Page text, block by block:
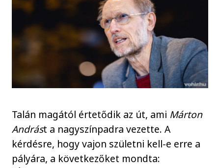
Talán magától értetődik az út, ami Márton
Andrást a nagyszínpadra vezette. A
kérdésre, hogy vajon születni kell-e erre a
pályára, a következőket mondta: